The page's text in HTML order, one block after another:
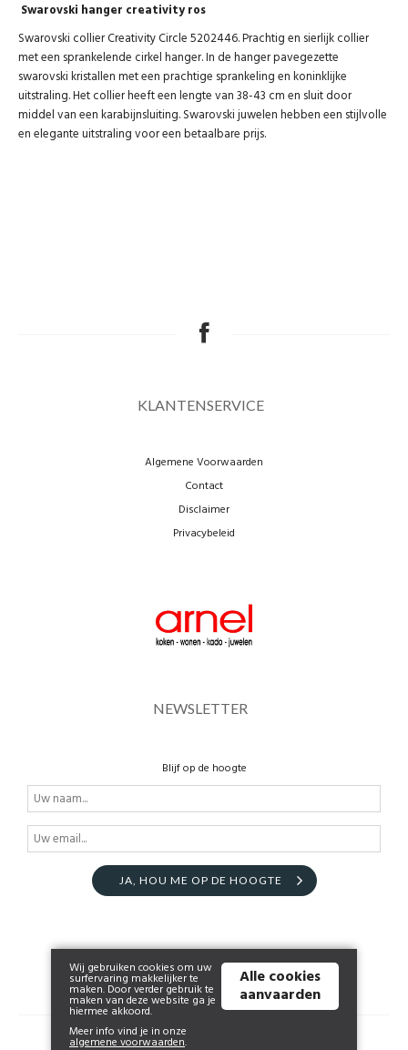
Swarovski hanger creativity ros
Swarovski collier Creativity Circle 5202446. Prachtig en sierlijk collier
met een sprankelende cirkel hanger. In de hanger pavegezette
swarovski kristallen met een prachtige sprankeling en koninklijke
uitstraling. Het collier heeft een lengte van 38-43 cm en sluit door
middel van een karabijnsluiting. Swarovski juwelen hebben een stijlvolle
en elegante uitstraling voor een betaalbare prijs.
KLANTENSERVICE
Algemene Voorwaarden
Contact
Disclaimer
Privacybeleid
NEWSLETTER
Blijf op de hoogte
JA, HOU ME OP DE HOOGTE
© 2026 www.arnel.be | Powered by
Wij gebruiken cookies om uw
surfervaring makkelijker te
maken. Door verder gebruik te
maken van deze website ga je
hiermee akkoord.
Meer info vind je in onze
algemene voorwaarden.
Alle cookies
aanvaarden